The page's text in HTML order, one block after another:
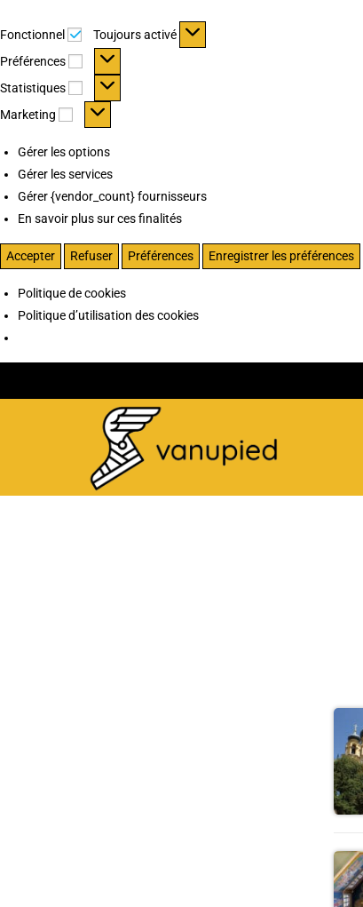
Fonctionnel Fonctionnel
Toujours activé
Préférences
Préférences
Statistiques Statistiques
Marketing Marketing
Gérer les options
Gérer les services
Gérer {vendor_count} fournisseurs
En savoir plus sur ces finalités
Accepter Refuser Préférences Enregistrer les préférences
Politique de cookies
Politique d’utilisation des cookies